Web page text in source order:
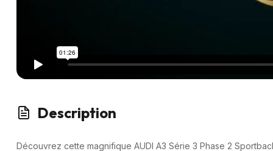
Description
Découvrez cette magnifique AUDI A3 Série 3 Phase 2